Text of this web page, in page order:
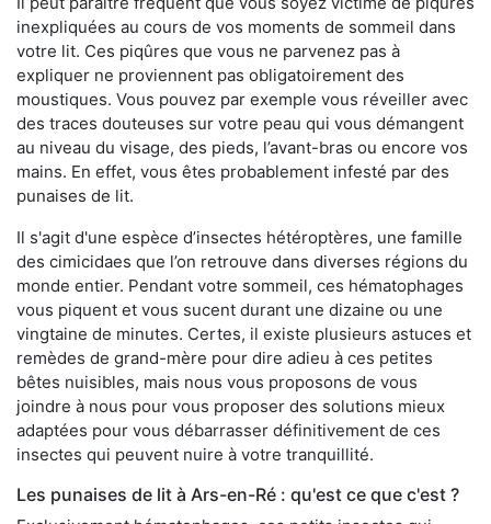
inexpliquées au cours de vos moments de sommeil dans
votre lit. Ces piqûres que vous ne parvenez pas à
expliquer ne proviennent pas obligatoirement des
moustiques. Vous pouvez par exemple vous réveiller avec
des traces douteuses sur votre peau qui vous démangent
au niveau du visage, des pieds, l’avant-bras ou encore vos
mains. En effet, vous êtes probablement infesté par des
punaises de lit.
Il s'agit d'une espèce d’insectes hétéroptères, une famille
des cimicidaes que l’on retrouve dans diverses régions du
monde entier. Pendant votre sommeil, ces hématophages
vous piquent et vous sucent durant une dizaine ou une
vingtaine de minutes. Certes, il existe plusieurs astuces et
remèdes de grand-mère pour dire adieu à ces petites
bêtes nuisibles, mais nous vous proposons de vous
joindre à nous pour vous proposer des solutions mieux
adaptées pour vous débarrasser définitivement de ces
insectes qui peuvent nuire à votre tranquillité.
Les punaises de lit à Ars-en-Ré : qu'est ce que c'est ?